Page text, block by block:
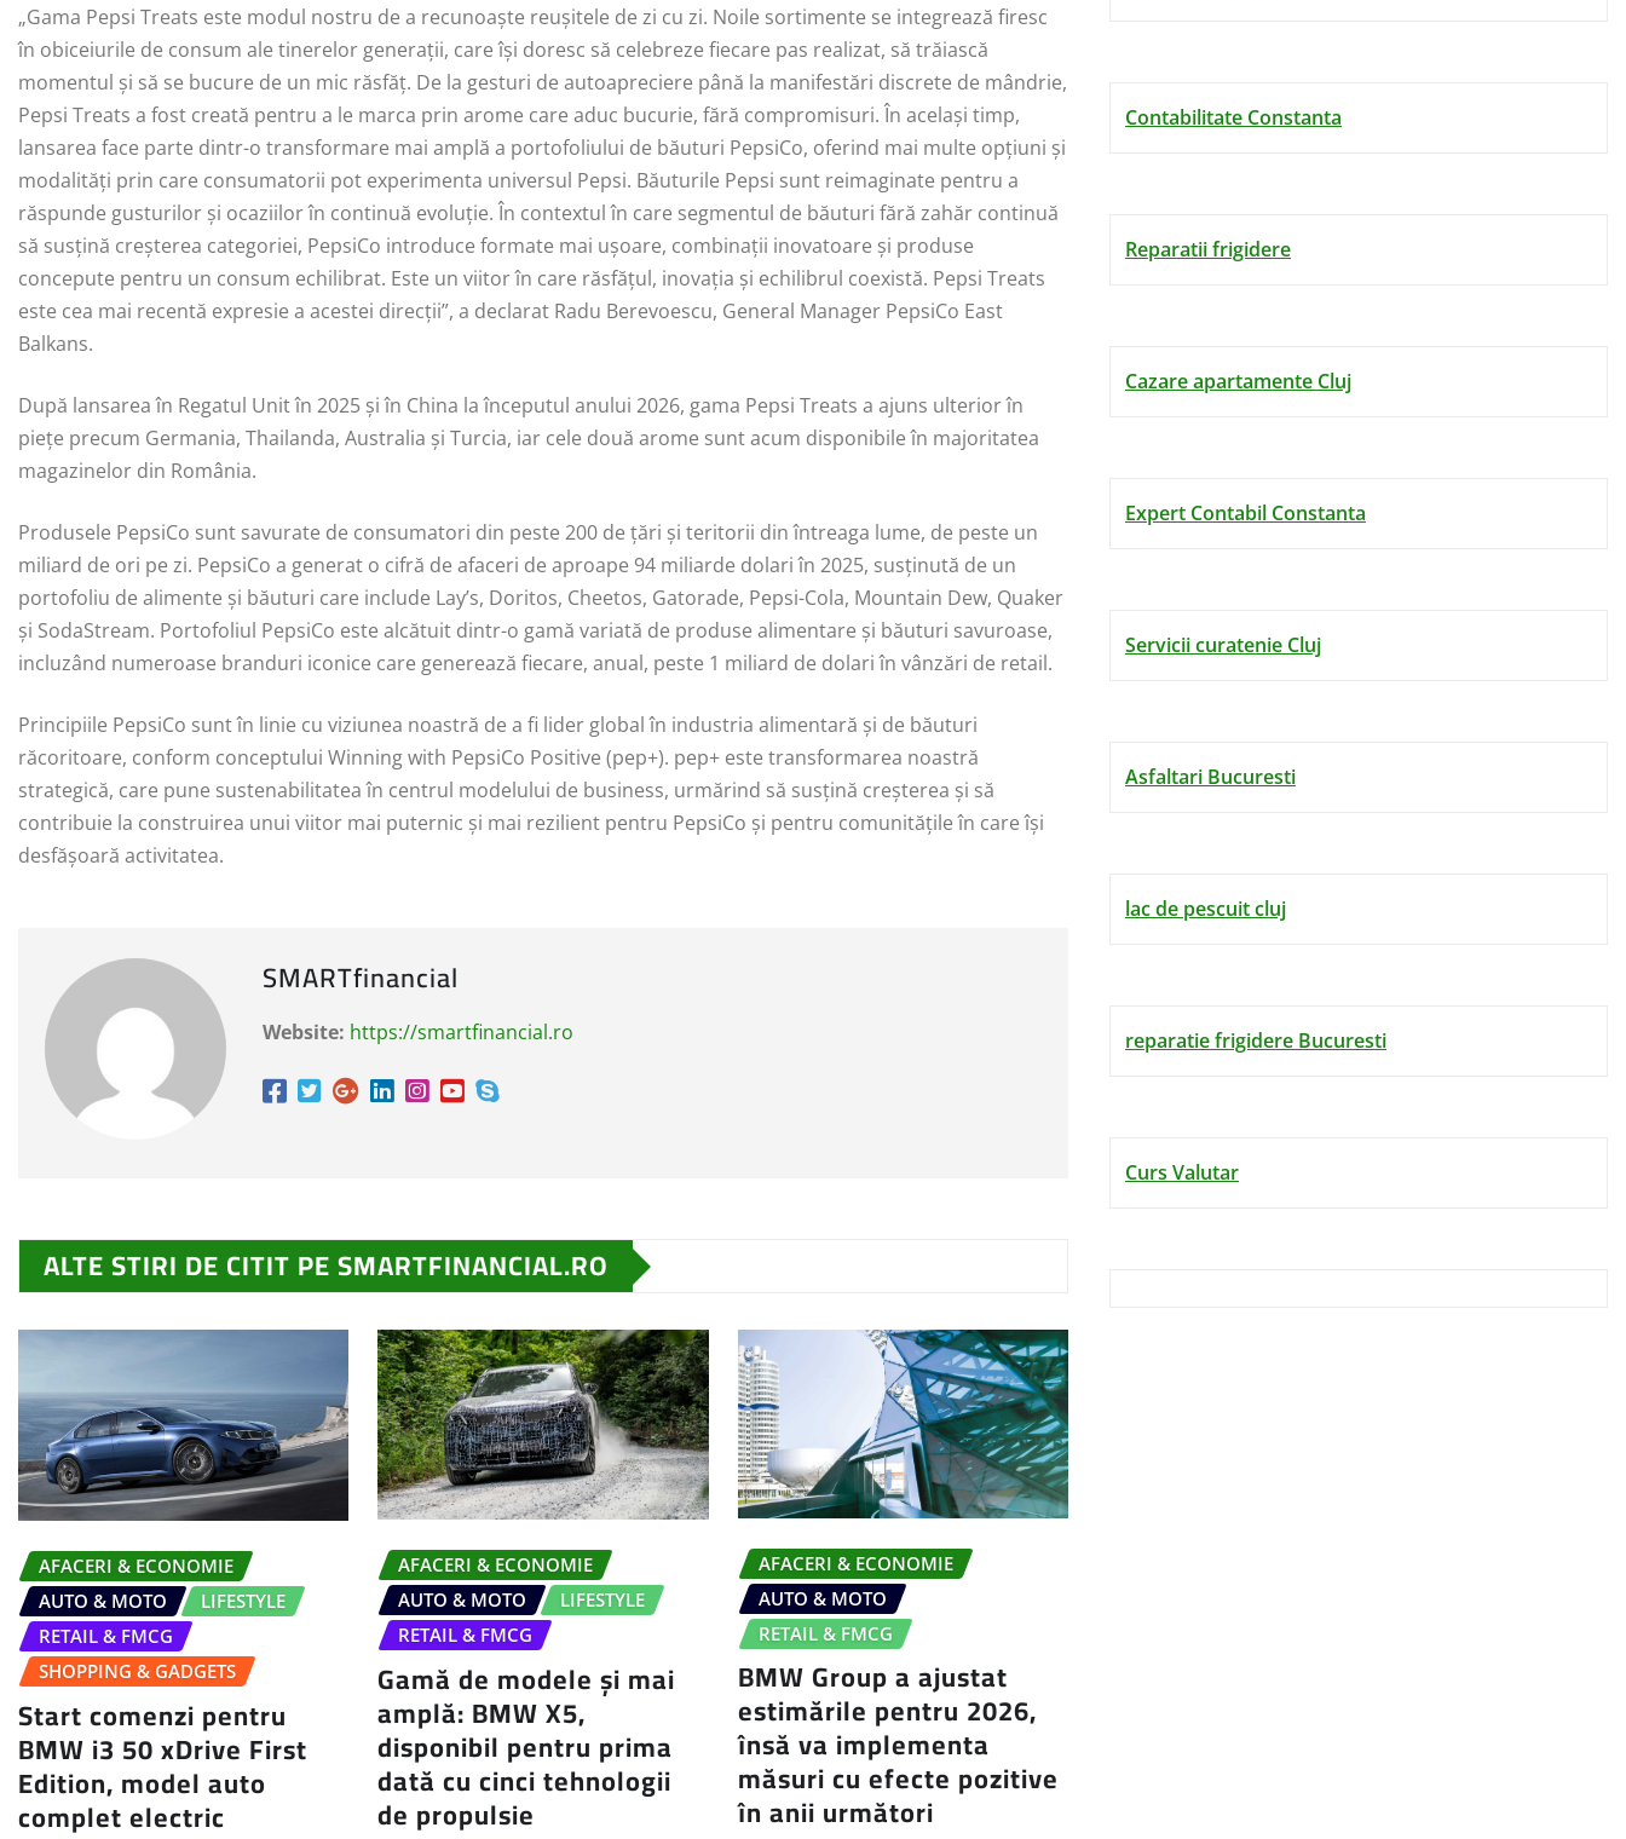
„Gama Pepsi Treats este modul nostru de a recunoaște reușitele de zi cu zi. Noile sortimente se integrează firesc
în obiceiurile de consum ale tinerelor generații, care își doresc să celebreze fiecare pas realizat, să trăiască
momentul și să se bucure de un mic răsfăț. De la gesturi de autoapreciere până la manifestări discrete de mândrie,
Pepsi Treats a fost creată pentru a le marca prin arome care aduc bucurie, fără compromisuri. În același timp,
lansarea face parte dintr-o transformare mai amplă a portofoliului de băuturi PepsiCo, oferind mai multe opțiuni și
modalități prin care consumatorii pot experimenta universul Pepsi. Băuturile Pepsi sunt reimaginate pentru a
răspunde gusturilor și ocaziilor în continuă evoluție. În contextul în care segmentul de băuturi fără zahăr continuă
să susțină creșterea categoriei, PepsiCo introduce formate mai ușoare, combinații inovatoare și produse
concepute pentru un consum echilibrat. Este un viitor în care răsfățul, inovația și echilibrul coexistă. Pepsi Treats
este cea mai recentă expresie a acestei direcții”, a declarat Radu Berevoescu, General Manager PepsiCo East
Balkans.
După lansarea în Regatul Unit în 2025 și în China la începutul anului 2026, gama Pepsi Treats a ajuns ulterior în
piețe precum Germania, Thailanda, Australia și Turcia, iar cele două arome sunt acum disponibile în majoritatea
magazinelor din România.
Produsele PepsiCo sunt savurate de consumatori din peste 200 de țări și teritorii din întreaga lume, de peste un
miliard de ori pe zi. PepsiCo a generat o cifră de afaceri de aproape 94 miliarde dolari în 2025, susținută de un
portofoliu de alimente și băuturi care include Lay’s, Doritos, Cheetos, Gatorade, Pepsi-Cola, Mountain Dew, Quaker
și SodaStream. Portofoliul PepsiCo este alcătuit dintr-o gamă variată de produse alimentare și băuturi savuroase,
incluzând numeroase branduri iconice care generează fiecare, anual, peste 1 miliard de dolari în vânzări de retail.
Principiile PepsiCo sunt în linie cu viziunea noastră de a fi lider global în industria alimentară și de băuturi
răcoritoare, conform conceptului Winning with PepsiCo Positive (pep+). pep+ este transformarea noastră
strategică, care pune sustenabilitatea în centrul modelului de business, urmărind să susțină creșterea și să
contribuie la construirea unui viitor mai puternic și mai rezilient pentru PepsiCo și pentru comunitățile în care își
desfășoară activitatea.
SMARTfinancial
Website: https://smartfinancial.ro
ALTE STIRI DE CITIT PE SMARTFINANCIAL.RO
AFACERI & ECONOMIE
AUTO & MOTO
LIFESTYLE
RETAIL & FMCG
SHOPPING & GADGETS
Start comenzi pentru
BMW i3 50 xDrive First
Edition, model auto
complet electric
AFACERI & ECONOMIE
AUTO & MOTO
LIFESTYLE
RETAIL & FMCG
Gamă de modele și mai
amplă: BMW X5,
disponibil pentru prima
dată cu cinci tehnologii
de propulsie
AFACERI & ECONOMIE
AUTO & MOTO
RETAIL & FMCG
BMW Group a ajustat
estimările pentru 2026,
însă va implementa
măsuri cu efecte pozitive
în anii următori
Contabilitate Constanta
Reparatii frigidere
Cazare apartamente Cluj
Expert Contabil Constanta
Servicii curatenie Cluj
Asfaltari Bucuresti
lac de pescuit cluj
reparatie frigidere Bucuresti
Curs Valutar